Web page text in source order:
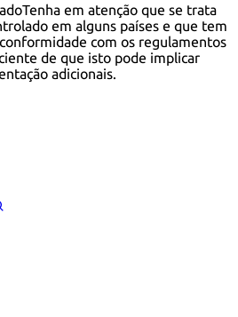
Tenha em atenção que se trata
em alguns países e que tem
com os regulamentos
de que isto pode implicar
adicionais.